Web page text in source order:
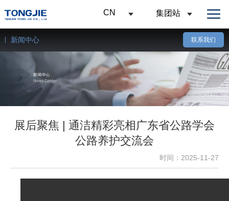
CN 集团站
新闻中心 联系我们
展后聚焦 | 通洁精彩亮相广东省公路学会
公路养护交流会
时间：2025-11-27